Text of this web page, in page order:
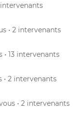
intervenants
• 2 intervenants
• 13 intervenants
• 2 intervenants
• 2 intervenants